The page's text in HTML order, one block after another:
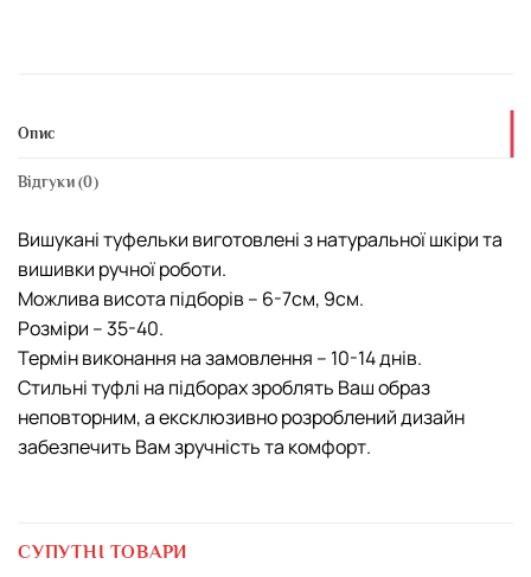
Опис
Відгуки (0)
Вишукані туфельки виготовлені з натуральної шкіри та
вишивки ручної роботи.
Можлива висота підборів – 6-7см, 9см.
Розміри – 35-40.
Термін виконання на замовлення – 10-14 днів.
Стильні туфлі на підборах зроблять Ваш образ
неповторним, а ексклюзивно розроблений дизайн
забезпечить Вам зручність та комфорт.
СУПУТНІ ТОВАРИ